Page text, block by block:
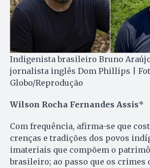
Indigenista brasileiro Bruno
jornalista inglês Dom Phillips |
Globo/Reprodução
Wilson Rocha Fernandes Assis*
Com frequência, afirma-se que
crenças e tradições dos povos
imateriais que compõem o
brasileiro; ao passo que os crimes